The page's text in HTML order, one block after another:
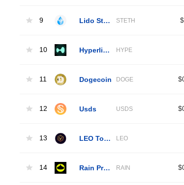
9 STETH
10 HYPE
11 Dogecoin DOGE
12 Usds USDS
13 LEO
14 Rain Protocol RAIN